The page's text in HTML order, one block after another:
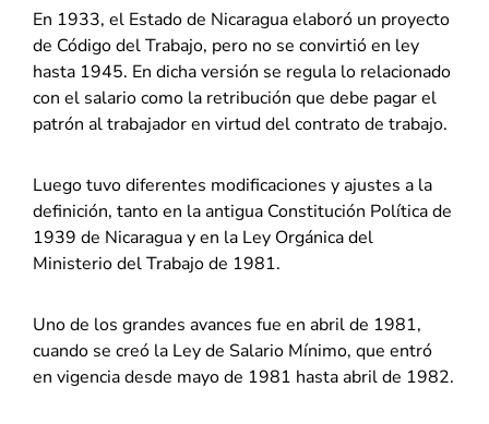
En 1933, el Estado de Nicaragua elaboró un proyecto
de Código del Trabajo, pero no se convirtió en ley
hasta 1945. En dicha versión se regula lo relacionado
con el salario como la retribución que debe pagar el
patrón al trabajador en virtud del contrato de trabajo.
Luego tuvo diferentes modificaciones y ajustes a la
definición, tanto en la antigua Constitución Política de
1939 de Nicaragua y en la Ley Orgánica del
Ministerio del Trabajo de 1981.
Uno de los grandes avances fue en abril de 1981,
cuando se creó la Ley de Salario Mínimo, que entró
en vigencia desde mayo de 1981 hasta abril de 1982.